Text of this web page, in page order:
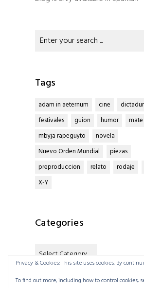
Search
Tags
adam in aeternum cine
festivales
guion humor
mate
mbyja rapeguyto
novela
Nuevo Orden Mundial
piezas
preproduccion
relato rodaje
X-Y
Categories
Categories
Privacy & Cookies: This site uses cookies. By
To find out more, including how to control cookies,